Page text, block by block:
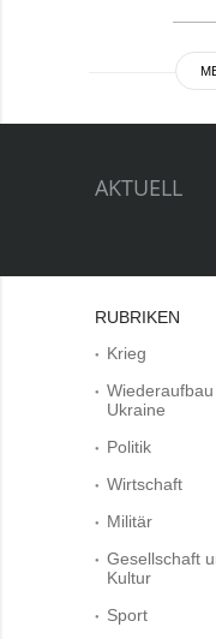
AKTUELL
RUBRIKEN
Krieg
Ukraine
Politik
Wirtschaft
Militär
Gesellschaft
Kultur
Sport